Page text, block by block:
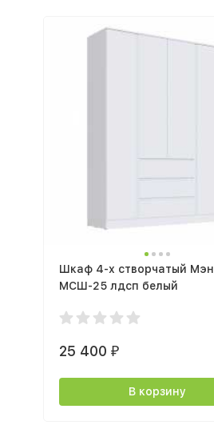
Шкаф 4-х створчатый Мэнкс 1,6м
МСШ-25 лдсп белый
25 400 ₽
В корзину